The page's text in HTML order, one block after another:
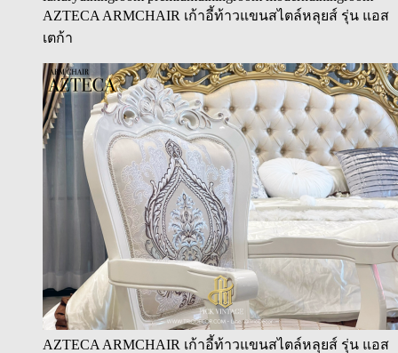
AZTECA ARMCHAIR เก้าอี้ท้าวแขนสไตล์หลุยส์ รุ่น แอส
เตก้า
AZTECA ARMCHAIR เก้าอี้ท้าวแขนสไตล์หลุยส์ รุ่น แอส